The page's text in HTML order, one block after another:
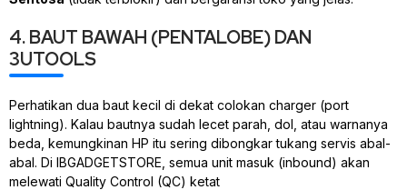
4. BAUT BAWAH (PENTALOBE) DAN
3UTOOLS
Perhatikan dua baut kecil di dekat colokan charger (port
lightning). Kalau bautnya sudah lecet parah, dol, atau warnanya
beda, kemungkinan HP itu sering dibongkar tukang servis abal-
abal. Di IBGADGETSTORE, semua unit masuk (inbound) akan
melewati Quality Control (QC) ketat